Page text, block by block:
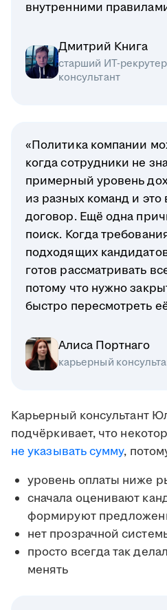
внутренними
Дмитрий Книга
старший ИТ-
консультант
«Политика компании
когда сотрудники не
примерный уровень
из разных команд и
договор. Ещё одна
поиск. Когда
подходящих
готов рассматривать
потому что нужно
быстро пересмотреть
Алиса Портнаго
карьерный
Карьерный консультант
подчёркивает, что
не указывать сумму,
уровень оплаты ниже
сначала оценивают
формируют
нет прозрачной
просто всегда так
менять